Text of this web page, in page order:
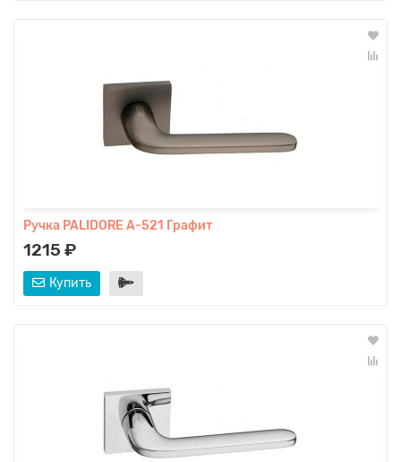
Ручка PALIDORE A-521 Графит
1215 ₽
Купить